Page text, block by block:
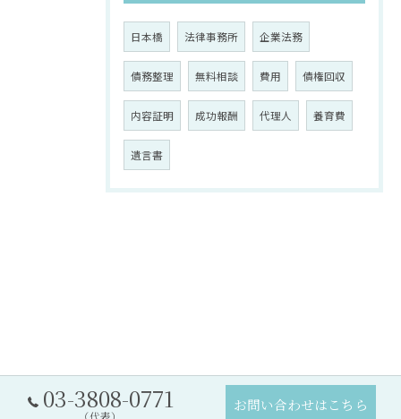
日本橋 法律事務所 企業法務
債務整理 無料相談 費用 債権回収
内容証明 成功報酬 代理人 養育費
遺言書
03-3808-0771
（代表）
お問い合わせはこちら